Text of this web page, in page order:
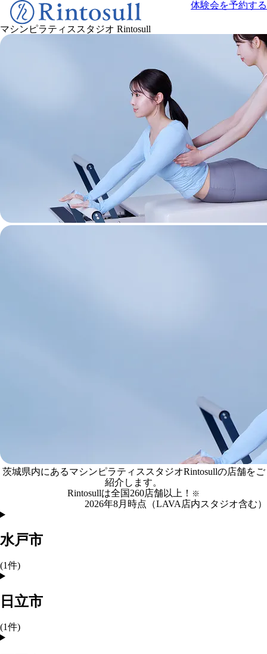
マシンピラティススタジオ Rintosull
体験会を予約する
茨城県の
マシンピラティススタジオRintosull店舗一覧
茨城県内にあるマシンピラティススタジオRintosullの店舗をご
紹介します。
Rintosullは全国260店舗以上！ ※
2026年8月時点（LAVA店内スタジオ含む）
水戸市
(1件)
日立市
(1件)